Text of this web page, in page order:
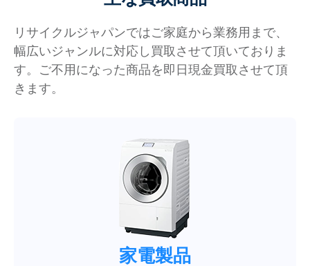
リサイクルジャパンではご家庭から業務用まで、
幅広いジャンルに対応し買取させて頂いておりま
す。ご不用になった商品を即日現金買取させて頂
きます。
家電製品